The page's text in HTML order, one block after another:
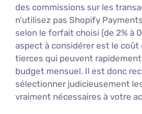
des commissions sur les
n’utilisez pas Shopify
selon le forfait choisi (de 2% à
aspect à considérer est le coût
tierces qui peuvent
budget mensuel. Il est donc
sélectionner judicieusement
vraiment nécessaires à votre